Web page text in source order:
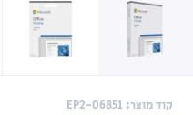
קוד מוצר: EP2-06851